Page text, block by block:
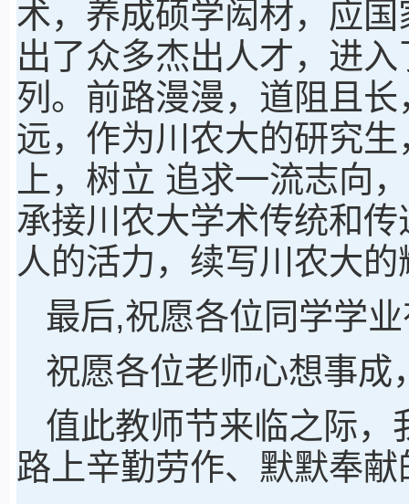
术，养成硕学闳材，应
出了众多杰出人才，进
列。前路漫漫，道阻且
远，作为川农大的研究
上，树立 追求一流志向
承接川农大学术传统和
人的活力，续写川农大
最后,祝愿各位同学学
祝愿各位老师心想事成
值此教师节来临之际，
路上辛勤劳作、默默奉